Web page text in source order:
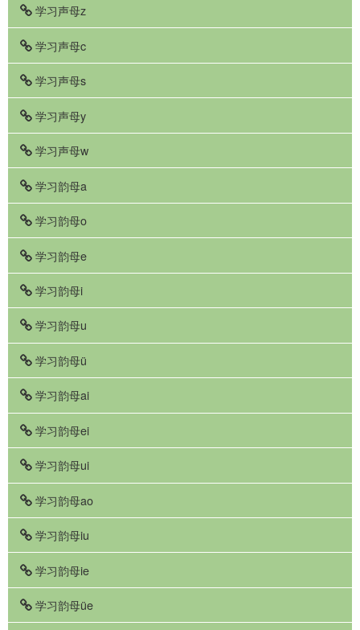
学习声母z
学习声母c
学习声母s
学习声母y
学习声母w
学习韵母a
学习韵母o
学习韵母e
学习韵母i
学习韵母u
学习韵母ü
学习韵母ai
学习韵母ei
学习韵母ui
学习韵母ao
学习韵母iu
学习韵母ie
学习韵母üe